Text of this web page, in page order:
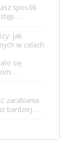
sposób
…
jak
w celach
się
…
zarabiania
bardziej …